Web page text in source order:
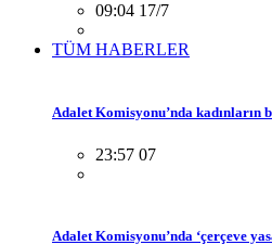
09:04 17/7
TÜM HABERLER
Adalet Komisyonu’nda kadınların
23:57 07
Adalet Komisyonu’nda ‘çerçeve